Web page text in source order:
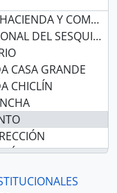
Y COMERCIO
DE LA INDEPENDENCIA DEL PERÚ
CASA GRANDE
CHICLÍN
NOTARIALES